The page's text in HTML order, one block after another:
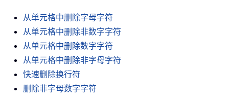
从单元格中删除字母字符
从单元格中删除非数字字符
从单元格中删除数字字符
从单元格中删除非字母字符
快速删除换行符
删除非字母数字字符